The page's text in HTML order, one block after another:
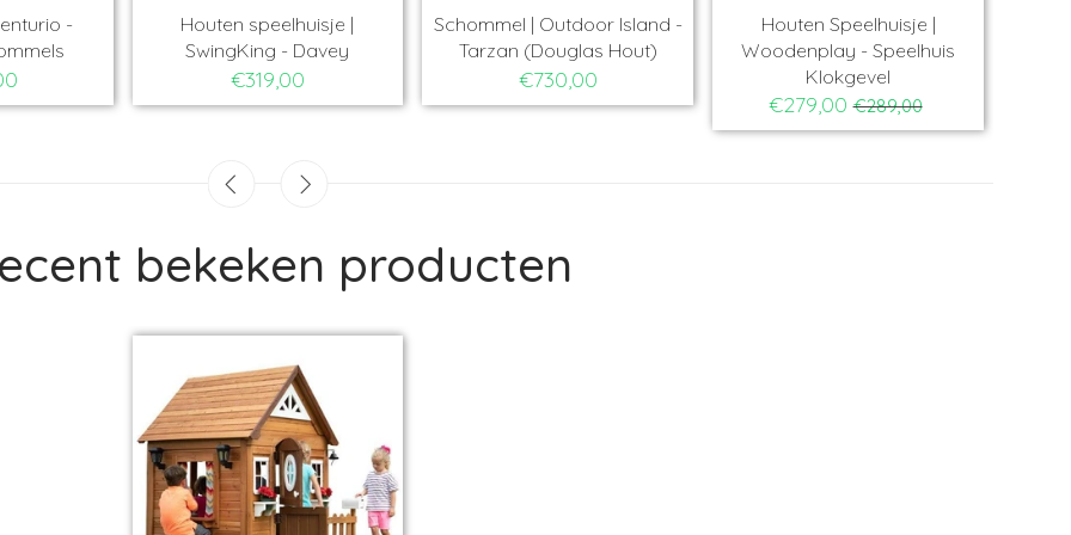
Houten speelhuisje |
SwingKing - Davey
€319,00
Schommel | Outdoor Island -
Tarzan (Douglas Hout)
€730,00
Houten Speelhuisje |
Woodenplay - Speelhuis
Klokgevel
€279,00 €289,00
bekeken producten